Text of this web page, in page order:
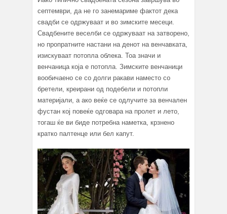
септември, да не го занемариме фактот дека
свадби се одржуваат и во зимските месеци.
Свадбените веселби се одржуваат на затворено,
но пропратните настани на денот на венчавката,
изискуваат потопла облека. Тоа значи и
венчаница која е потопла. Зимските венчаници
вообичаено се со долги ракави наместо со
бретели, креирани од подебели и потопли
материјали, а ако веќе се одлучите за венчален
фустан кој повеќе одговара на пролет и лето,
тогаш ќе ви биде потребна наметка, крзнено
кратко палтенце или бел капут.